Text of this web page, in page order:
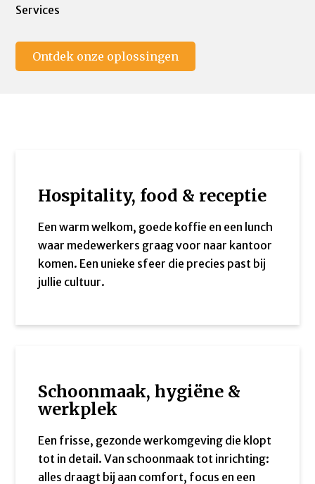
Services
Ontdek onze oplossingen
Hospitality, food & receptie
Een warm welkom, goede koffie en een lunch
waar medewerkers graag voor naar kantoor
komen. Een unieke sfeer die precies past bij
jullie cultuur.
Schoonmaak, hygiëne &
werkplek
Een frisse, gezonde werkomgeving die klopt
tot in detail. Van schoonmaak tot inrichting:
alles draagt bij aan comfort, focus en een